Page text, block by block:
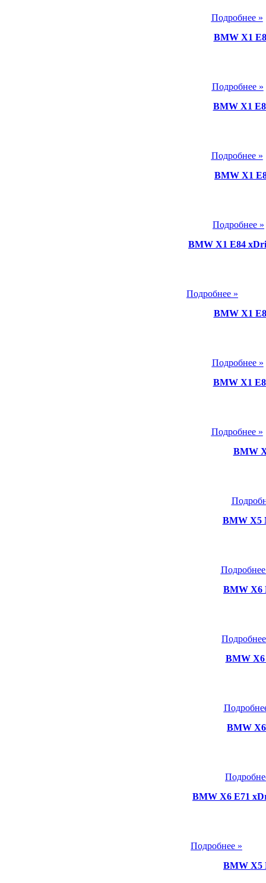
Подробнее »
BMW X1
Подробнее »
BMW X1
Подробнее »
BMW X1
Подробнее »
BMW X1 E84
Подробнее »
BMW X1
Подробнее »
BMW X1
Подробнее »
BMW
BMW X5
BMW X6
BMW X6
BMW
BMW X6 E71
Подробнее »
BMW X5